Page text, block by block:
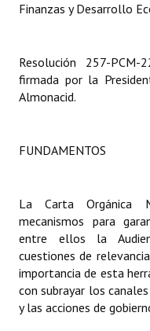
Antiguos Pobladores
Noticias Destacadas
Datos Históricos
Audiencias Públicas -
Mujeres que Dejaron
Periodistas Decanos -
Ciudadano Ilustre -
Finanzas y Desarrollo
Resolución 257-
firmada por la
Almonacid.
FUNDAMENTOS
La Carta Orgánica
mecanismos para
entre ellos la
cuestiones de
importancia de esta
con subrayar los
y las acciones de